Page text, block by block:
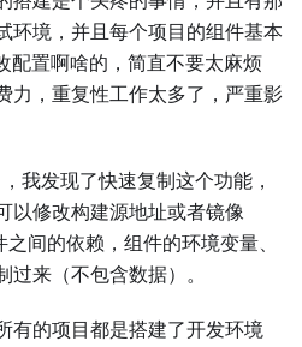
环境，并且每个项目的组件基本
置啊啥的，简直不要太麻烦
力，重复性工作太多了，严重影
我发现了快速复制这个功能，
以修改构建源地址或者镜像
间的依赖，组件的环境变量、
来（不包含数据）。
有的项目都是搭建了开发环境